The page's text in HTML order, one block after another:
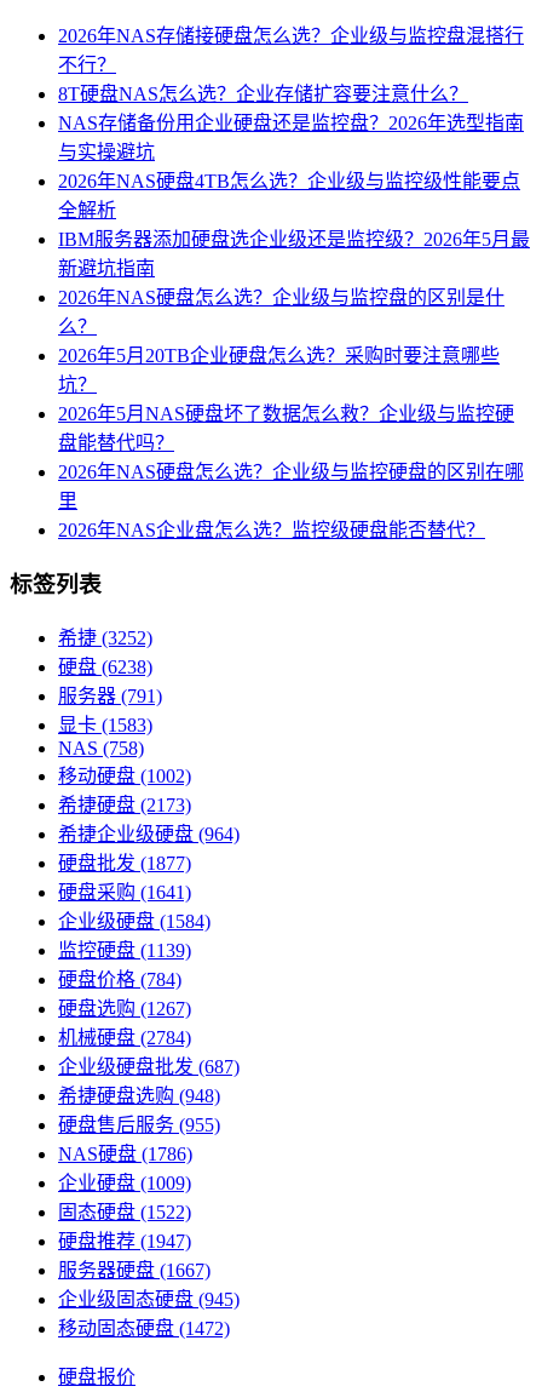
2026年NAS存储接硬盘怎么选？企业级与监控盘混搭行
不行？
8T硬盘NAS怎么选？企业存储扩容要注意什么？
NAS存储备份用企业硬盘还是监控盘？2026年选型指南
与实操避坑
2026年NAS硬盘4TB怎么选？企业级与监控级性能要点
全解析
IBM服务器添加硬盘选企业级还是监控级？2026年5月最
新避坑指南
2026年NAS硬盘怎么选？企业级与监控盘的区别是什
么？
2026年5月20TB企业硬盘怎么选？采购时要注意哪些
坑？
2026年5月NAS硬盘坏了数据怎么救？企业级与监控硬
盘能替代吗？
2026年NAS硬盘怎么选？企业级与监控硬盘的区别在哪
里
2026年NAS企业盘怎么选？监控级硬盘能否替代？
标签列表
希捷 (3252)
硬盘 (6238)
服务器 (791)
显卡 (1583)
NAS (758)
移动硬盘 (1002)
希捷硬盘 (2173)
希捷企业级硬盘 (964)
硬盘批发 (1877)
硬盘采购 (1641)
企业级硬盘 (1584)
监控硬盘 (1139)
硬盘价格 (784)
硬盘选购 (1267)
机械硬盘 (2784)
企业级硬盘批发 (687)
希捷硬盘选购 (948)
硬盘售后服务 (955)
NAS硬盘 (1786)
企业硬盘 (1009)
固态硬盘 (1522)
硬盘推荐 (1947)
服务器硬盘 (1667)
企业级固态硬盘 (945)
移动固态硬盘 (1472)
硬盘报价